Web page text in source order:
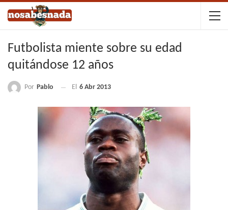
Futbolista miente sobre su edad
quitándose 12 años
Por Pablo El 6 Abr 2013